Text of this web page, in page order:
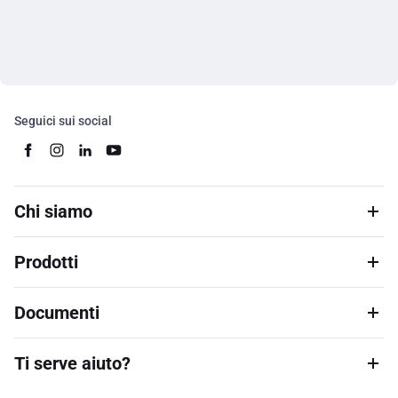
Seguici sui social
Chi siamo
Prodotti
Documenti
Ti serve aiuto?